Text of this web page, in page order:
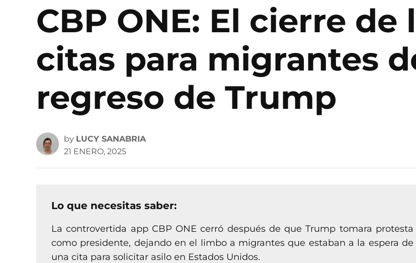
CBP ONE: El cierre de
citas para migrantes
regreso de Trump
by LUCY SANABRIA
21 ENERO, 2025
Lo que necesitas saber:
La controvertida app CBP ONE cerró después de que Trump tomara protesta
como presidente, dejando en el limbo a migrantes que estaban a la espera de
una cita para solicitar asilo en Estados Unidos.